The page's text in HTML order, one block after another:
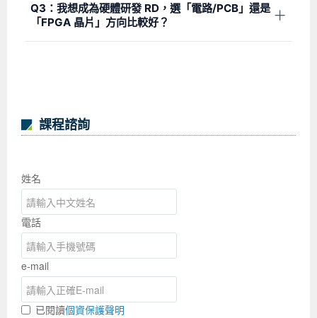
艾鍗，我們會從零建立 Verilog 語法觀念，帶您將抽象的數
學邏輯一步步轉化為實體晶片。
穩健起點。
PCB Layout 更傾向於「空間佈局」與「走線規範」，就像
Q3：我想成為硬體研發 RD，選「電路/PCB」還是
「FPGA 晶片」方向比較好？
＋
算加速、高速通訊晶片
數位 IC 設計」。
號，再進修軌道 B 的高速晶片處理。具備軟硬協同設計
（SoC）跨界能力的人才，在目前半導體與高科技市場上
最為稀缺。
課程諮詢
姓名
電話
e-mail
已閱讀個資保護聲明